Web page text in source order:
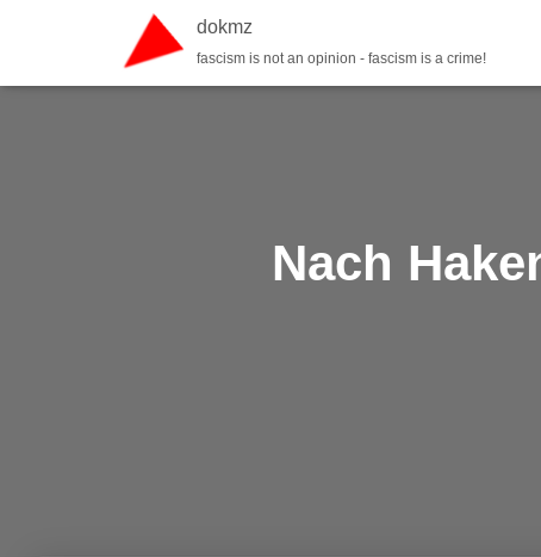
dokmz
fascism is not an opinion - fascism is a crime!
Nach